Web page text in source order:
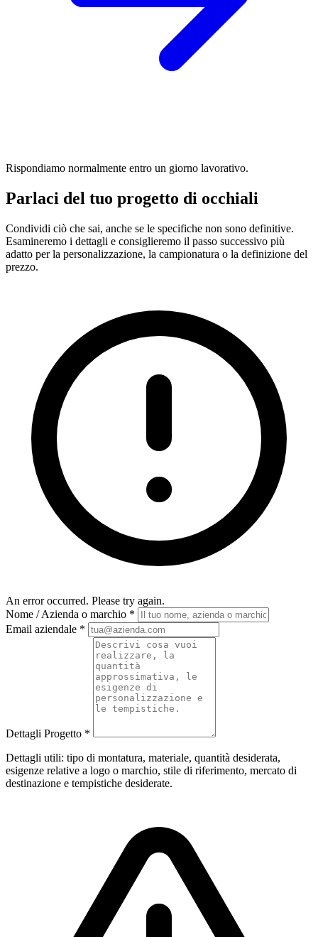
Rispondiamo normalmente entro un giorno lavorativo.
Parlaci del tuo progetto di occhiali
Condividi ciò che sai, anche se le specifiche non sono definitive.
Esamineremo i dettagli e consiglieremo il passo successivo più
adatto per la personalizzazione, la campionatura o la definizione del
prezzo.
An error occurred. Please try again.
Nome / Azienda o marchio *
Email aziendale *
Dettagli Progetto *
Dettagli utili: tipo di montatura, materiale, quantità desiderata,
esigenze relative a logo o marchio, stile di riferimento, mercato di
destinazione e tempistiche desiderate.